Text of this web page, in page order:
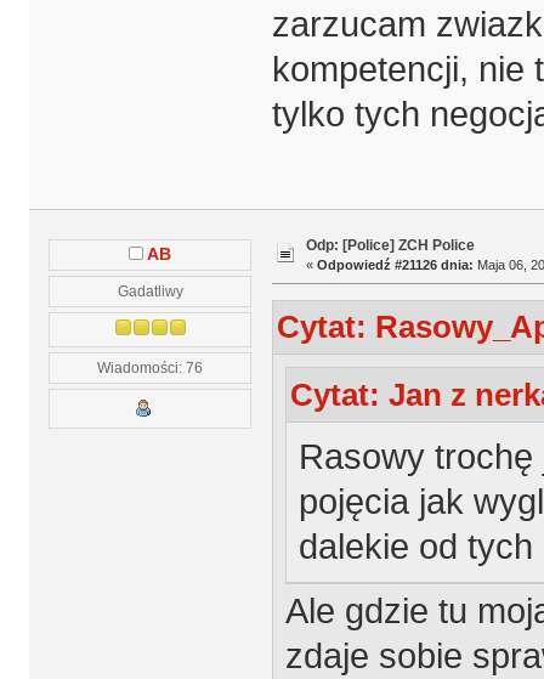
zarzucam
kompetencji, nie
tylko tych
AB
Gadatliwy
Wiadomości: 76
Odp: [Police] ZCH Police
« Odpowiedź #21126 dnia: Maja 06,
Cytat:
Cytat: Jan z
Rasowy
pojęcia jak
dalekie od
Ale gdzie tu
zdaje sobie